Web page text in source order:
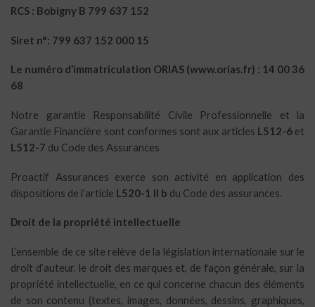
RCS : Bobigny B 799 637 152
Siret n°: 799 637 152 000 15
Le numéro d’immatriculation ORIAS (www.orias.fr) : 14 00 36
68
Notre garantie Responsabilité Civile Professionnelle et la
Garantie Financière sont conformes sont aux articles L512-6 et
L512-7 du Code des Assurances
Proactif Assurances exerce son activité en application des
dispositions de l’article L520-1 II b du Code des assurances.
Droit de la propriété intellectuelle
L’ensemble de ce site relève de la législation internationale sur le
droit d’auteur, le droit des marques et, de façon générale, sur la
propriété intellectuelle, en ce qui concerne chacun des éléments
de son contenu (textes, images, données, dessins, graphiques,